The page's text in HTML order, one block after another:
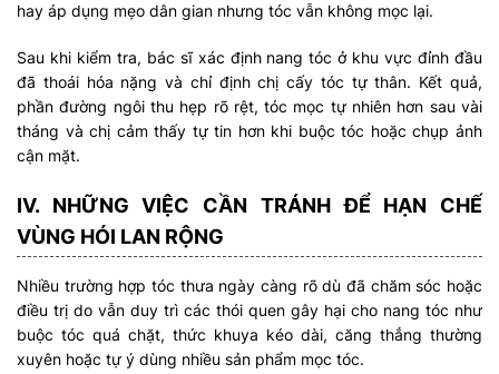
hay áp dụng mẹo dân gian nhưng tóc vẫn không mọc lại.
Sau khi kiểm tra, bác sĩ xác định nang tóc ở khu vực đỉnh đầu
đã thoái hóa nặng và chỉ định chị cấy tóc tự thân. Kết quả,
phần đường ngôi thu hẹp rõ rệt, tóc mọc tự nhiên hơn sau vài
tháng và chị cảm thấy tự tin hơn khi buộc tóc hoặc chụp ảnh
cận mặt.
IV. NHỮNG VIỆC CẦN TRÁNH ĐỂ HẠN CHẾ
VÙNG HÓI LAN RỘNG
Nhiều trường hợp tóc thưa ngày càng rõ dù đã chăm sóc hoặc
điều trị do vẫn duy trì các thói quen gây hại cho nang tóc như
buộc tóc quá chặt, thức khuya kéo dài, căng thẳng thường
xuyên hoặc tự ý dùng nhiều sản phẩm mọc tóc.